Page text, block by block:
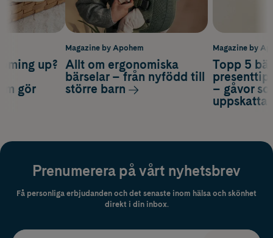
Magazine by
Topp 5
– gåvor
up?
gör
Magazine by Apohem
Allt om ergonomiska
bärselar – från nyfödd till
större barn
Prenumerera på vårt nyhetsbrev
Få personliga erbjudanden och det senaste inom hälsa och skönhet
direkt i din inbox.